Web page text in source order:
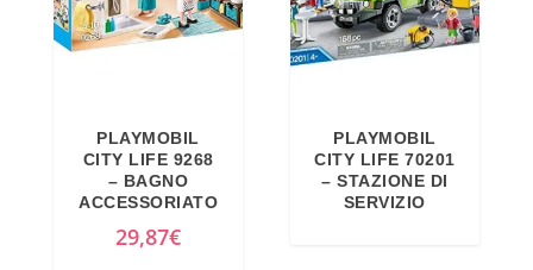
r
i
n
a
l
t
t
PLAYMOBIL
CITY LIFE 9268
– BAGNO
ACCESSORIATO
29,87€
PLAYMOBIL
CITY LIFE 70201
– STAZIONE DI
SERVIZIO